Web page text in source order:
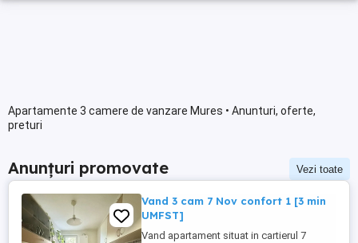
Apartamente 3 camere de vanzare Mures • Anunturi, oferte,
preturi
Anunțuri promovate Vezi toate
Vand 3 cam 7 Nov confort 1 [3 min
UMFST]
Vand apartament situat in cartierul 7